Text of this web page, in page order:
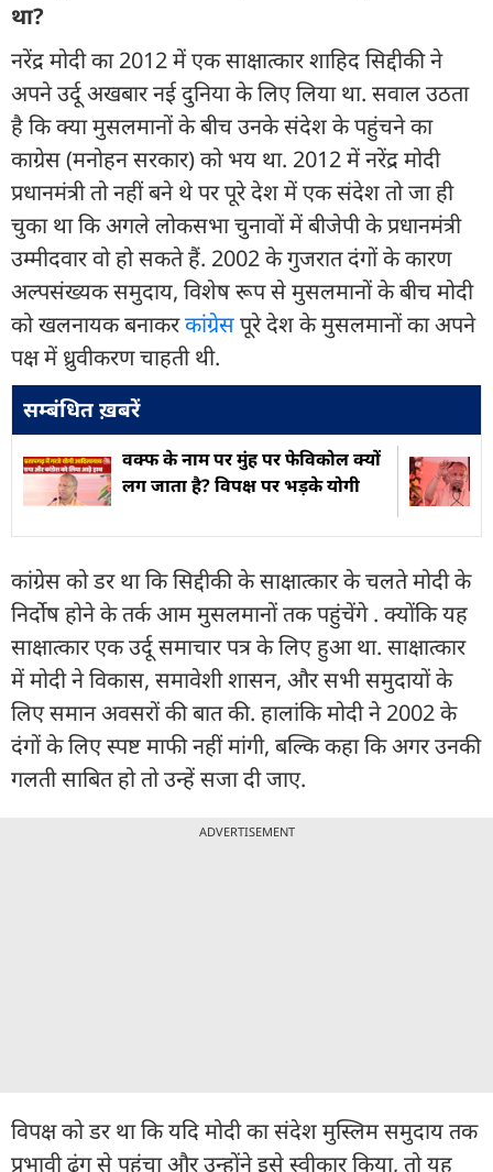
था?
नरेंद्र मोदी का 2012 में एक साक्षात्कार शाहिद सिद्दीकी ने
अपने उर्दू अखबार नई दुनिया के लिए लिया था. सवाल उठता
है कि क्या मुसलमानों के बीच उनके संदेश के पहुंचने का
काग्रेस (मनोहन सरकार) को भय था. 2012 में नरेंद्र मोदी
प्रधानमंत्री तो नहीं बने थे पर पूरे देश में एक संदेश तो जा ही
चुका था कि अगले लोकसभा चुनावों में बीजेपी के प्रधानमंत्री
उम्मीदवार वो हो सकते हैं. 2002 के गुजरात दंगों के कारण
अल्पसंख्यक समुदाय, विशेष रूप से मुसलमानों के बीच मोदी
को खलनायक बनाकरकांग्रेसपूरे देश के मुसलमानों का अपने
पक्ष में ध्रुवीकरण चाहती थी.
सम्बंधित ख़बरें
वक्फ के नाम पर मुंह पर फेविकोल क्यों
लग जाता है? विपक्ष पर भड़के योगी
कांग्रेस को डर था कि सिद्दीकी के साक्षात्कार के चलते मोदी के
निर्दोष होने के तर्क आम मुसलमानों तक पहुंचेंगे . क्योंकि यह
साक्षात्कार एक उर्दू समाचार पत्र के लिए हुआ था. साक्षात्कार
में मोदी ने विकास, समावेशी शासन, और सभी समुदायों के
लिए समान अवसरों की बात की. हालांकि मोदी ने 2002 के
दंगों के लिए स्पष्ट माफी नहीं मांगी, बल्कि कहा कि अगर उनकी
गलती साबित हो तो उन्हें सजा दी जाए.
ADVERTISEMENT
विपक्ष को डर था कि यदि मोदी का संदेश मुस्लिम समुदाय तक
प्रभावी ढंग से पहुंचा और उन्होंने इसे स्वीकार किया, तो यह